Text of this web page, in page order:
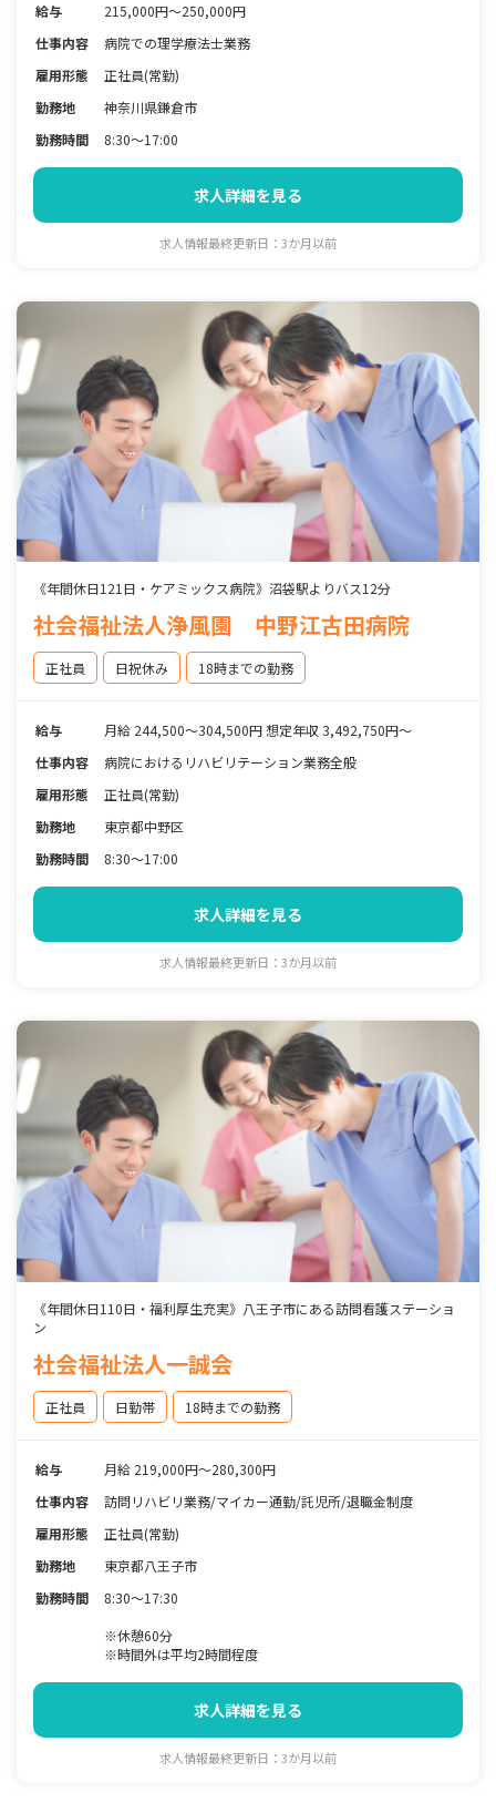
給与
215,000円～250,000円
仕事内容
病院での理学療法士業務
雇用形態
正社員(常勤)
勤務地
神奈川県鎌倉市
勤務時間
8:30～17:00
求人詳細を見る
求人情報最終更新日：3か月以前
《年間休日121日・ケアミックス病院》沼袋駅よりバス12分
社会福祉法人浄風園 中野江古田病院
正社員 日祝休み 18時までの勤務
給与
月給 244,500～304,500円 想定年収 3,492,750円～
仕事内容
病院におけるリハビリテーション業務全般
雇用形態
正社員(常勤)
勤務地
東京都中野区
勤務時間
8:30～17:00
求人詳細を見る
求人情報最終更新日：3か月以前
《年間休日110日・福利厚生充実》八王子市にある訪問看護ステーショ
ン
社会福祉法人一誠会
正社員 日勤帯 18時までの勤務
給与
月給 219,000円～280,300円
仕事内容
訪問リハビリ業務/マイカー通勤/託児所/退職金制度
雇用形態
正社員(常勤)
勤務地
東京都八王子市
勤務時間
8:30～17:30
※休憩60分
※時間外は平均2時間程度
求人詳細を見る
求人情報最終更新日：3か月以前